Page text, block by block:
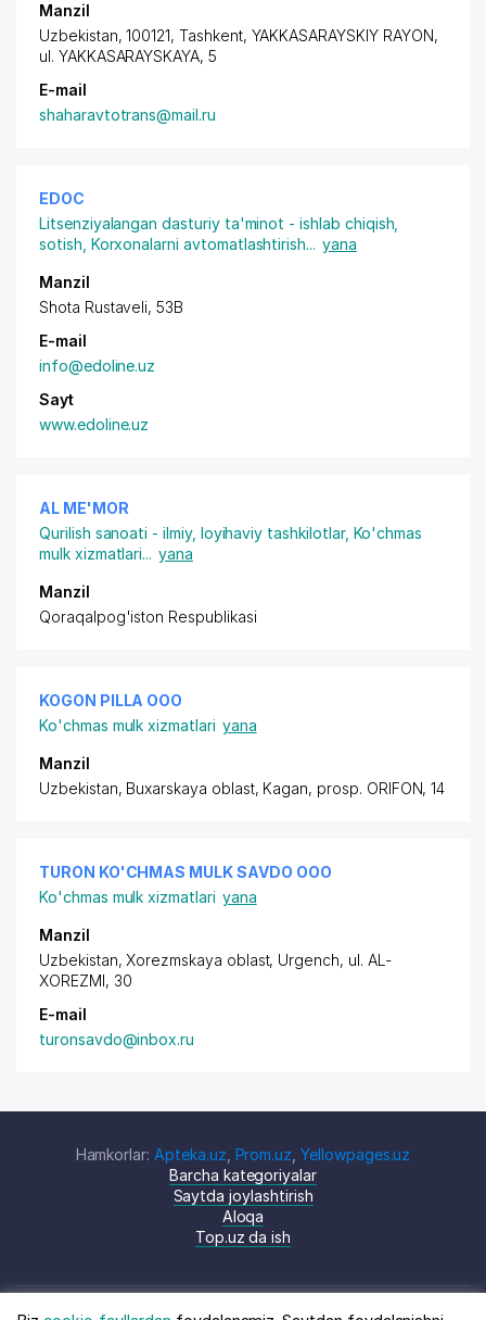
Manzil
Uzbekistan, 100121, Tashkent, YAKKASARAYSKIY RAYON,
ul. YAKKASARAYSKAYA, 5
E-mail
shaharavtotrans@mail.ru
EDOC
Litsenziyalangan dasturiy ta'minot - ishlab chiqish,
sotish Korxonalarni avtomatlashtirish... yana
Manzil
Shota Rustaveli, 53B
E-mail
info@edoline.uz
Sayt
www.edoline.uz
AL ME'MOR
Qurilish sanoati - ilmiy, loyihaviy tashkilotlar, Ko'chmas
mulk xizmatlari... yana
Manzil
Qoraqalpog'iston Respublikasi
KOGON PILLA ООО
Ko'chmas mulk xizmatlari yana
Manzil
Uzbekistan, Buxarskaya oblast, Kagan, prosp. ORIFON, 14
TURON KO'CHMAS MULK SAVDO ООО
Ko'chmas mulk xizmatlari yana
Manzil
Uzbekistan, Xorezmskaya oblast, Urgench, ul. AL-
XOREZMI, 30
E-mail
turonsavdo@inbox.ru
Hamkorlar: Apteka.uz Prom.uz ,Yellowpages.uz
Barcha kategoriyalar
Saytda joylashtirish
Aloqa
Top.uz da ish